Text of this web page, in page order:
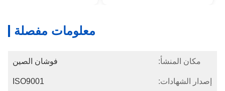
معلومات مفصلة
مكان المنشأ: فوشان الصين
إصدار الشهادات: ISO9001